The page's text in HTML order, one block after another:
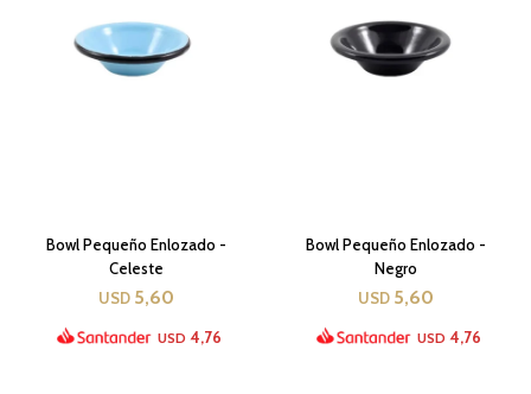
Bowl Pequeño Enlozado -
Celeste
USD 5,60
USD 4,76
Bowl Pequeño Enlozado -
Negro
USD 5,60
USD 4,76